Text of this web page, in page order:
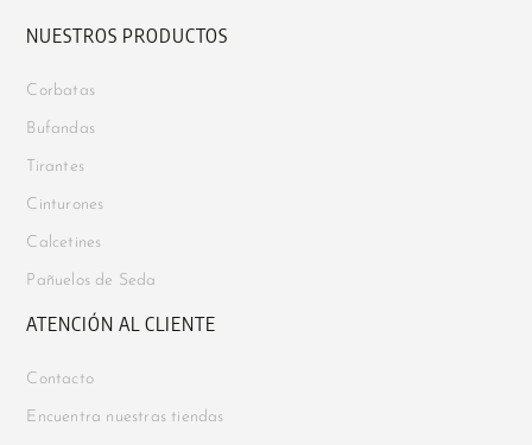
NUESTROS PRODUCTOS
Corbatas
Bufandas
Tirantes
Cinturones
Calcetines
Pañuelos de Seda
ATENCIÓN AL CLIENTE
Contacto
Encuentra nuestras tiendas